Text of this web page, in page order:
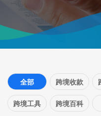
全部 跨境收款
跨境工具 跨境百科